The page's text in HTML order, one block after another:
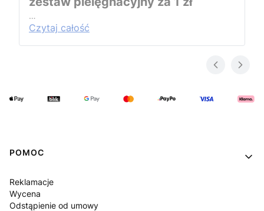
…
Czytaj całość
Linki w stopce
POMOC
Reklamacje
Wycena
Odstąpienie od umowy